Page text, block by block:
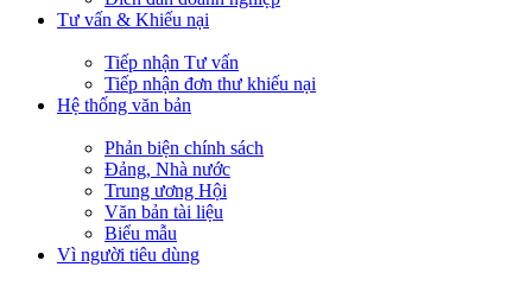
Tư vấn & Khiếu nại
Tiếp nhận Tư vấn
Tiếp nhận đơn thư khiếu nại
Hệ thống văn bản
Phản biện chính sách
Đảng, Nhà nước
Trung ương Hội
Văn bản tài liệu
Biểu mẫu
Vì người tiêu dùng